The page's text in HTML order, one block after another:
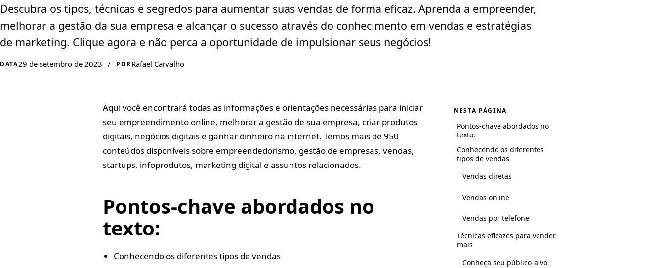
Descubra os tipos, técnicas e segredos para aumentar suas vendas de forma eficaz. Aprenda a empreender,
melhorar a gestão da sua empresa e alcançar o sucesso através do conhecimento em vendas e estratégias
de marketing. Clique agora e não perca a oportunidade de impulsionar seus negócios!
DATA29 de setembro de 2023 / PORRafael Carvalho
Aqui você encontrará todas as informações e orientações necessárias para iniciar
seu empreendimento online, melhorar a gestão de sua empresa, criar produtos
digitais, negócios digitais e ganhar dinheiro na internet. Temos mais de 950
conteúdos disponíveis sobre empreendedorismo, gestão de empresas, vendas,
startups, infoprodutos, marketing digital e assuntos relacionados.
Pontos-chave abordados no
texto:
Conhecendo os diferentes tipos de vendas
NESTA PÁGINA
Pontos-chave abordados no
texto:
Conhecendo os diferentes
tipos de vendas
Vendas diretas
Vendas online
Vendas por telefone
Técnicas eficazes para vender
mais
Conheça seu público-alvo